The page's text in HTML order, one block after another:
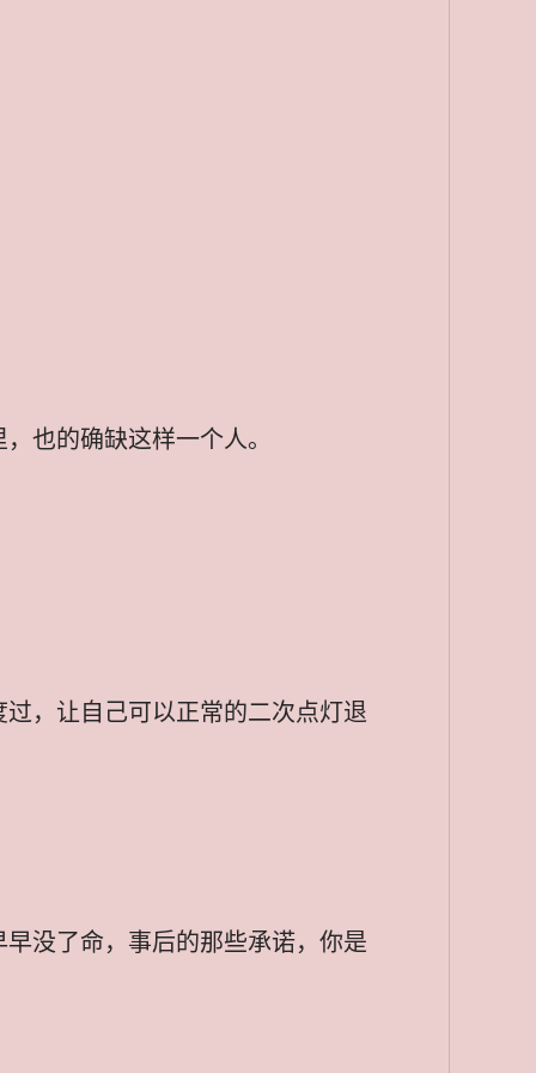
也的确缺这样一个人。
，让自己可以正常的二次点灯退
没了命，事后的那些承诺，你是